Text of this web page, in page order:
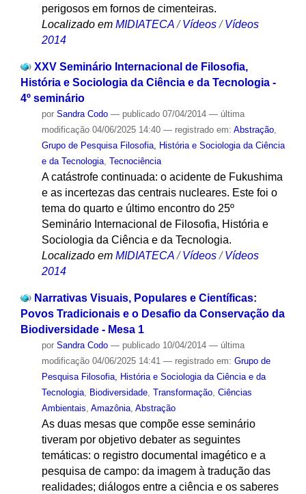
perigosos em fornos de cimenteiras.
Localizado em MIDIATECA / Vídeos / Vídeos
2014
XXV Seminário Internacional de Filosofia,
História e Sociologia da Ciência e da Tecnologia -
4º seminário
por Sandra Codo — publicado07/04/2014 — última
modificação04/06/2025 14:40 — registrado em: Abstração,
Grupo de Pesquisa Filosofia, História e Sociologia da Ciência
e da Tecnologia, Tecnociência
A catástrofe continuada: o acidente de Fukushima
e as incertezas das centrais nucleares. Este foi o
tema do quarto e último encontro do 25º
Seminário Internacional de Filosofia, História e
Sociologia da Ciência e da Tecnologia.
Localizado em MIDIATECA /Vídeos /Vídeos
2014
Narrativas Visuais, Populares e Científicas:
Povos Tradicionais e o Desafio da Conservação da
Biodiversidade - Mesa 1
por Sandra Codo — publicado10/04/2014 — última
modificação04/06/2025 14:41 — registrado em: Grupo de
Pesquisa Filosofia, História e Sociologia da Ciência e da
Tecnologia, Biodiversidade, Transformação, Ciências
Ambientais Amazônia, Abstração
As duas mesas que compõe esse seminário
tiveram por objetivo debater as seguintes
temáticas: o registro documental imagético e a
pesquisa de campo: da imagem à tradução das
realidades; diálogos entre a ciência e os saberes